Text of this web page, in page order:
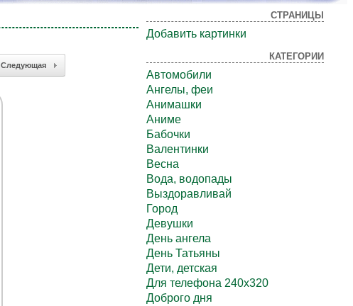
Следующая
СТРАНИЦЫ
Добавить картинки
КАТЕГОРИИ
Автомобили
Ангелы, феи
Анимашки
Аниме
Бабочки
Валентинки
Весна
Вода, водопады
Выздоравливай
Город
Девушки
День ангела
День Татьяны
Дети, детская
Для телефона 240х320
Доброго дня